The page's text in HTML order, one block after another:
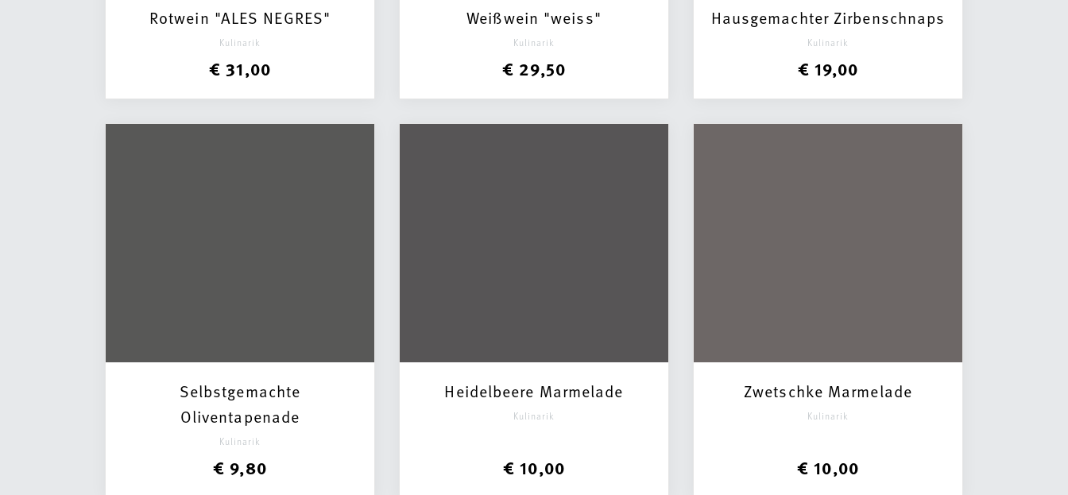
Rotwein "ALES NEGRES"
Kulinarik
€ 31,00
Weißwein "weiss"
Kulinarik
€ 29,50
Hausgemachter Zirbenschnaps
Kulinarik
€ 19,00
Selbstgemachte
Oliventapenade
Kulinarik
€ 9,80
Heidelbeere Marmelade
Kulinarik
€ 10,00
Zwetschke Marmelade
Kulinarik
€ 10,00